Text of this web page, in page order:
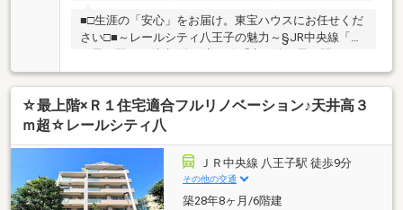
■□生涯の「安心」をお届け。東宝ハウスにお任せくだ
さい□■～レールシティ八王子の魅力～§JR中央線「八
徒歩12分など、複数沿線利用可能な立地。§LDKと隣
接する洋室は一体利用することで、約18.6帖の開放感
のある空間になります。§家族との会話を楽しめる、
対面式キッチンが採用されています。§浴室乾燥機な
収納付きなので、住空間をすっきりと保てます。
§2025年9月リフォーム済み・新規交換：システムキッ
チン、ユニットバス、洗面化粧台、トイレ・張り替
☆最上階×Ｒ１住宅適合フルリノベーション♪天井高３
ｍ超☆レールシティ八
ＪＲ中央線 八王子駅 徒歩9分
その他の交通
築28年8ヶ月/6階建